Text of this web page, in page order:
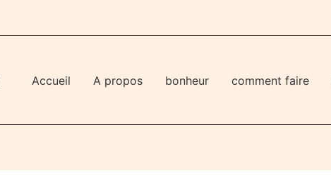
Accueil A propos bonheur comment faire